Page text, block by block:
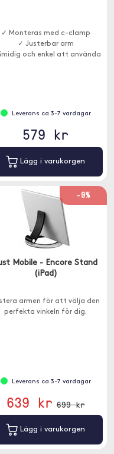
✓ Monteras med c-clamp
✓ Justerbar arm
och enkel att använda
Leverans ca 3-7 vardagar
579 kr
Lägg i varukorgen
-9%
Mobile - Encore Stand
(iPad)
armen för att välja den
perfekta vinkeln för dig.
Leverans ca 3-7 vardagar
639 kr 699 kr
Lägg i varukorgen